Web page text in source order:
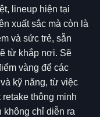
lineup hiện tại
xuất sắc mà còn là
và sức trẻ, sẵn
từ khắp nơi. Sẽ
vàng để các
kỹ năng, từ việc
thông minh
không chỉ diễn ra